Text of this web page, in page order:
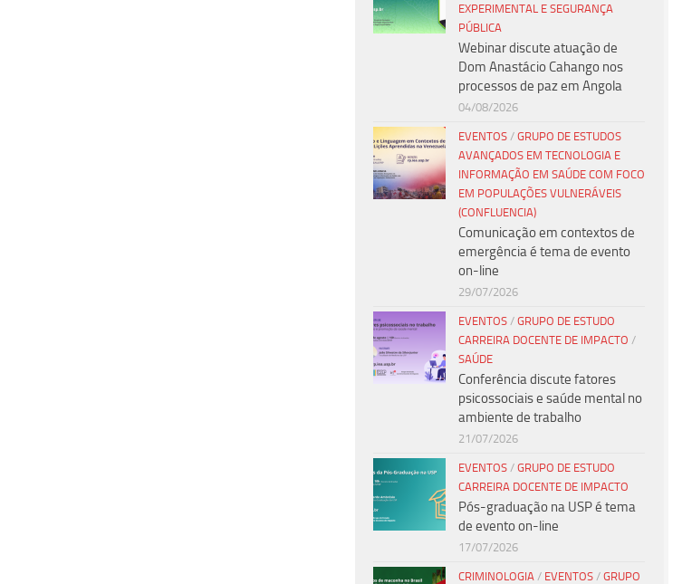
EXPERIMENTAL E SEGURANÇA
PÚBLICA
Webinar discute atuação de
Dom Anastácio Cahango nos
processos de paz em Angola
04/08/2026
EVENTOS / GRUPO DE ESTUDOS
AVANÇADOS EM TECNOLOGIA E
INFORMAÇÃO EM SAÚDE COM FOCO
EM POPULAÇÕES VULNERÁVEIS
(CONFLUENCIA)
Comunicação em contextos de
emergência é tema de evento
on-line
29/07/2026
EVENTOS / GRUPO DE ESTUDO
CARREIRA DOCENTE DE IMPACTO /
SAÚDE
Conferência discute fatores
psicossociais e saúde mental no
ambiente de trabalho
21/07/2026
EVENTOS / GRUPO DE ESTUDO
CARREIRA DOCENTE DE IMPACTO
Pós-graduação na USP é tema
de evento on-line
17/07/2026
CRIMINOLOGIA / EVENTOS / GRUPO